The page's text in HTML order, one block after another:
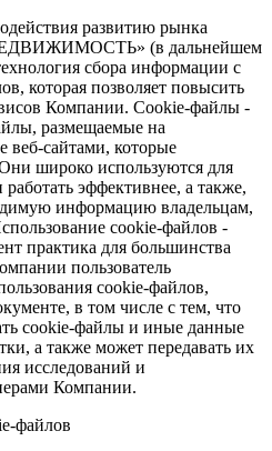
развитию рынка
(в дальнейшем
сбора информации с
которая позволяет повысить
Компании. Сookie-файлы -
размещаемые на
веб-сайтами, которые
широко используются для
эффективнее, а также,
информацию владельцам,
cookie-файлов -
практика для большинства
пользователь
cookie-файлов,
в том числе с тем, что
cookie-файлы и иные данные
а также может передавать их
исследований и
Компании.
файлов